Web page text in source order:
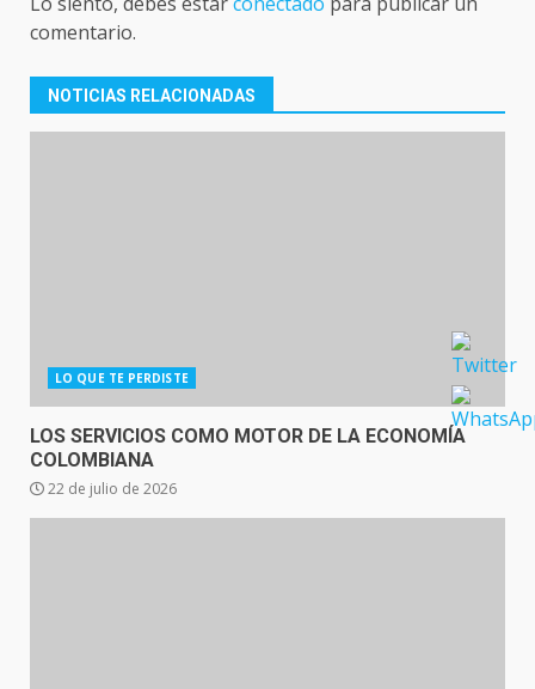
comentario.
NOTICIAS RELACIONADAS
LO QUE TE PERDISTE
LOS SERVICIOS COMO MOTOR DE LA ECONOMÍA
COLOMBIANA
22 de julio de 2026